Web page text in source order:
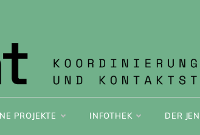
KOKONT JENA
PROJEKTE INFOTHEK DER